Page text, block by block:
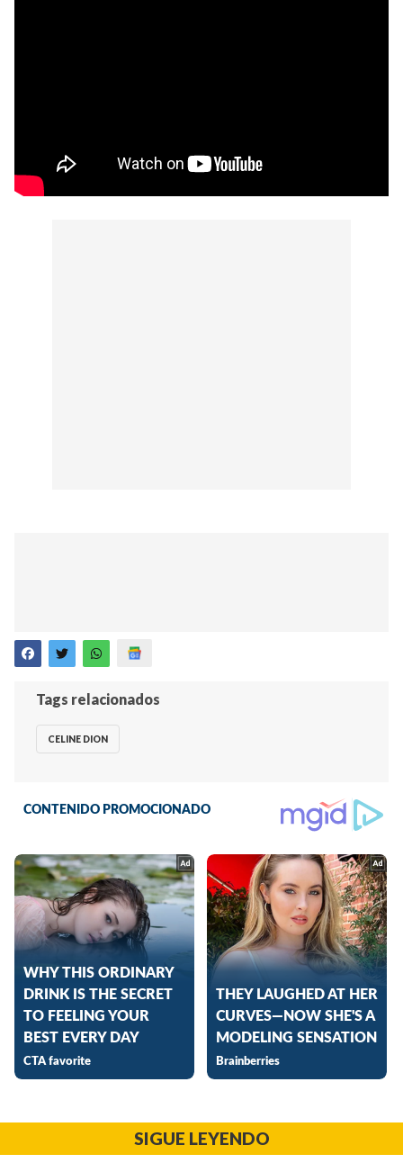
Tags relacionados
CELINE DION
SIGUE LEYENDO